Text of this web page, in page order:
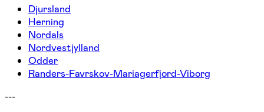
Djursland
Herning
Nordals
Nordvestjylland
Odder
Randers-Favrskov-Mariagerfjord-Viborg
---